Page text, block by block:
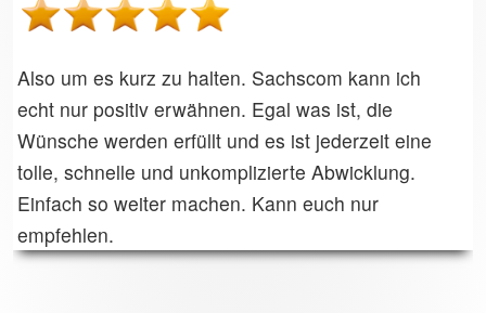
Also um es kurz zu halten. Sachscom kann ich
echt nur positiv erwähnen. Egal was ist, die
Wünsche werden erfüllt und es ist jederzeit eine
tolle, schnelle und unkomplizierte Abwicklung.
Einfach so weiter machen. Kann euch nur
empfehlen.